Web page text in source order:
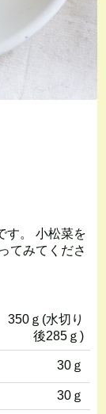
す。 小松菜を
てみてくださ
350ｇ(水切り
後285ｇ)
30ｇ
30ｇ